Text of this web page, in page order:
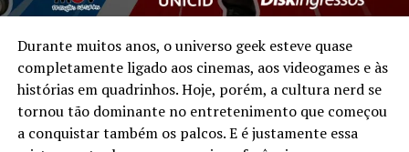
Durante muitos anos, o universo geek esteve quase
completamente ligado aos cinemas, aos videogames e às
histórias em quadrinhos. Hoje, porém, a cultura nerd se
tornou tão dominante no entretenimento que começou
a conquistar também os palcos. E é justamente essa